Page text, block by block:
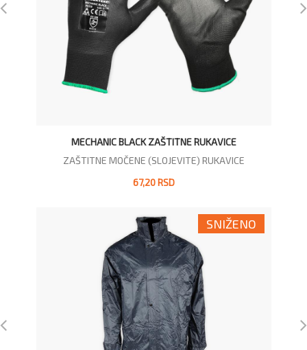
MECHANIC BLACK ZAŠTITNE RUKAVICE
ZAŠTITNE MOČENE (SLOJEVITE) RUKAVICE
67,20 RSD
SNIŽENO